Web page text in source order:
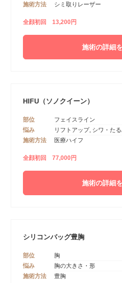
施術方法
シミ取りレーザー
全顔初回 13,200円
施術の詳細
HIFU（ソノクイーン）
部位
フェイスライン
悩み
リフトアップ, シワ・た
施術方法
医療ハイフ
全顔初回 77,000円
施術の詳細
シリコンバッグ豊胸
部位
胸
悩み
胸の大きさ・形
施術方法
豊胸